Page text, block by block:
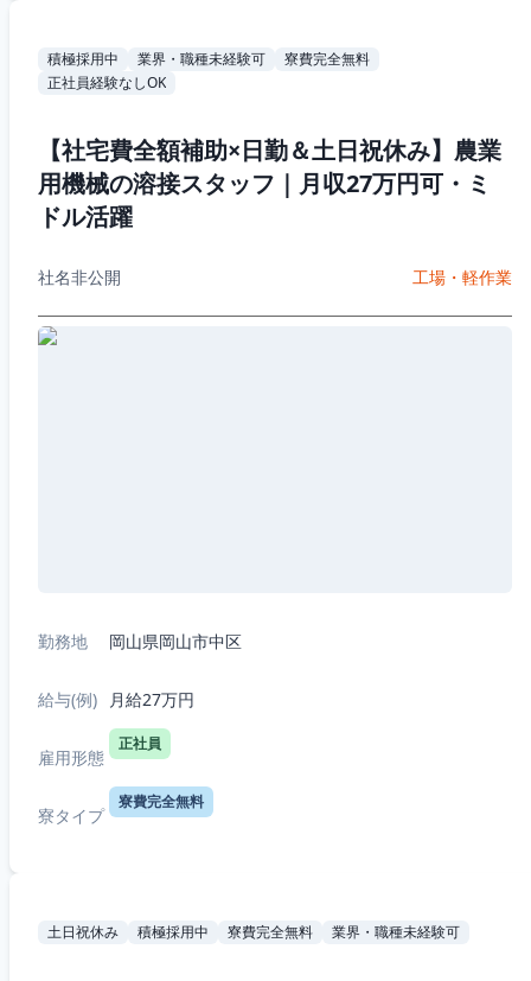
積極採用中 業界・職種未経験可
寮費完全無料
正社員経験なしOK
【社宅費全額補助×日勤＆土日祝休み】農業
用機械の溶接スタッフ｜月収27万円可・ミ
ドル活躍
社名非公開 工場・軽作業
勤務地 岡山県岡山市中区
給与(例) 月給27万円
雇用形態
正社員
寮タイプ
寮費完全無料
土日祝休み 積極採用中 寮費完全無料 業界・職種未経験可